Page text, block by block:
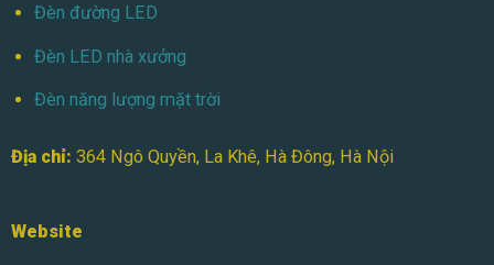
Đèn đường LED
Đèn LED nhà xưởng
Đèn năng lượng mặt trời
Địa chỉ: 364 Ngô Quyền, La Khê, Hà Đông, Hà Nội
Website